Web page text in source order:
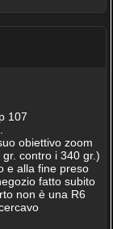
107
obiettivo zoom
contro i 340 gr.)
e alla fine preso
fatto subito
non è una R6